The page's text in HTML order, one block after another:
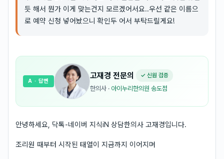
듯 해서 뭔가 이게 맞는건지 모르겠어서요..우선 같은 이름으
로 예약 신청 넣어놨으니 확인두 어서 부탁드릴게요!
고재경 전문의 ✓ 신원 검증
한의사 · 아이누리한의원 송도점
A · 답변
안녕하세요, 닥톡-네이버 지식iN 상담한의사 고재경입니다.
조리원 때부터 시작된 태열이 지금까지 이어지며